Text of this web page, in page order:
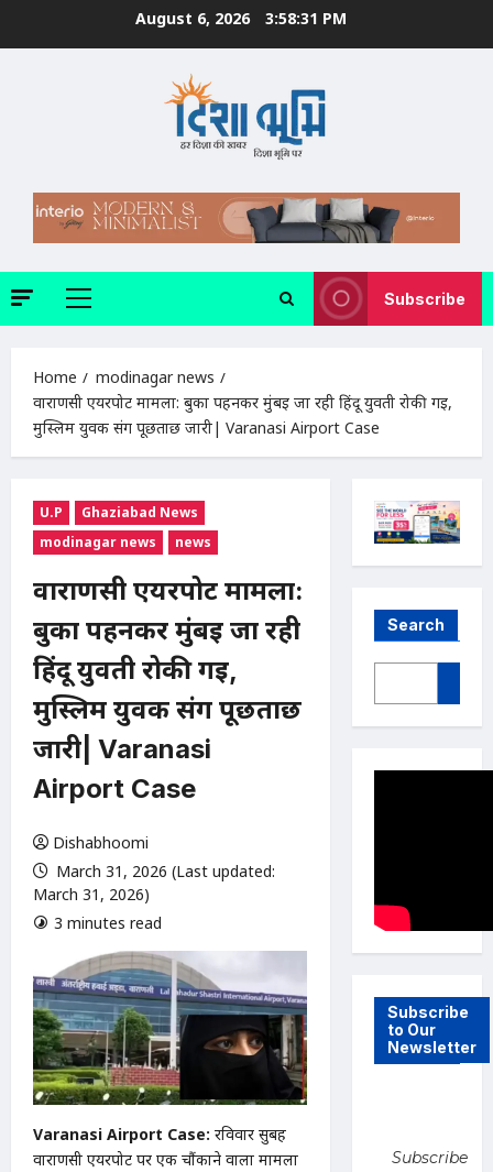
August 6, 2026 3:58:32 PM
Primary
Subscribe
Home
modinagar news
वाराणसी एयरपोर्ट मामला: बुर्का पहनकर मुंबई जा रही हिंदू युवती रोकी गई,
मुस्लिम युवक संग पूछताछ जारी| Varanasi Airport Case
U.P
Ghaziabad News
modinagar news
news
वाराणसी एयरपोर्ट मामला:
बुर्का पहनकर मुंबई जा रही
हिंदू युवती रोकी गई,
मुस्लिम युवक संग पूछताछ
जारी| Varanasi
Airport Case
Dishabhoomi
March 31, 2026 (Last updated:
March 31, 2026)
3 minutes read
Varanasi Airport Case: रविवार सुबह
वाराणसी एयरपोर्ट पर एक चौंकाने वाला मामला
Search
Subscribe
to Our
Newsletter
Subscribe